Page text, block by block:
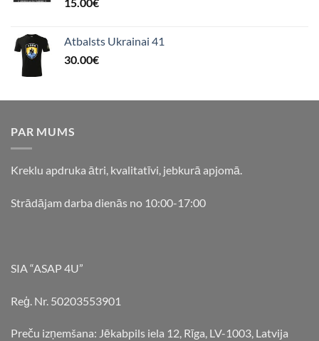
Atbalsts Ukrainai 41
30.00€
PAR MUMS
Kreklu apdruka ātri, kvalitatīvi, jebkurā apjomā.
Strādājam darba dienās no 10:00-17:00
SIA “ASAP 4U”
Reģ. Nr. 50203553901
Preču izņemšana: Jēkabpils iela 12, Rīga, LV-1003, Latvija